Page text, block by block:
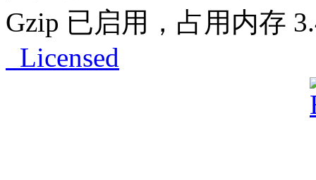
Gzip 已启用，占用内存
Licensed